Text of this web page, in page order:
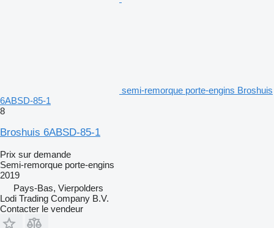
semi-remorque porte-engins Broshuis
6ABSD-85-1
8
Broshuis 6ABSD-85-1
Prix sur demande
Semi-remorque porte-engins
2019
Pays-Bas, Vierpolders
Lodi Trading Company B.V.
Contacter le vendeur